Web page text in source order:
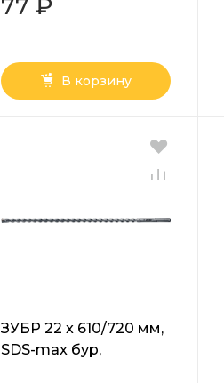
77 ₽
В корзину
ЗУБР 22 x 610/720 мм,
SDS-max бур,